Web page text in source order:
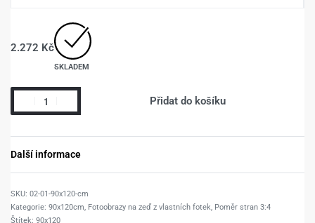
2.272 Kč
SKLADEM
Přidat do košíku
Další informace
02-01-90x120-cm
Kategorie: 90x120cm, Fotoobrazy na zeď z vlastních fotek, Poměr stran 3:4
Štítek: 90x120